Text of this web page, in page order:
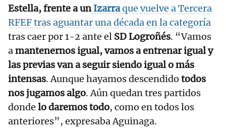
Estella, frente a unIzarraque vuelve a Tercera
RFEF tras aguantar una década en la categoría
tras caer por 1-2 ante el SD Logroñés. “Vamos
amantenernos igual, vamos a entrenar igual y
las previas van a seguir siendo igual o más
intensas. Aunque hayamos descendido todos
nos jugamos algo. Aún quedan tres partidos
donde lo daremos todo, como en todos los
anteriores”, expresaba Aguinaga.